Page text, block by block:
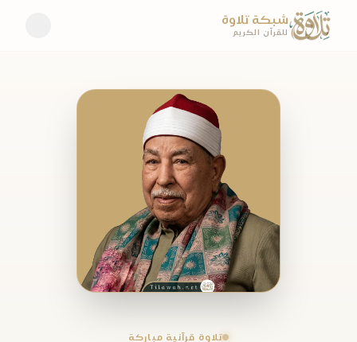
شبكة تلاوة
للقرآن الكريم
تلاوة قرآنية مباركة